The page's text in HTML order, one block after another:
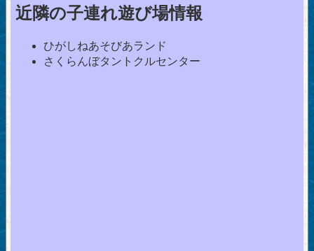
近隣の子連れ遊び場情報
ひがしねあそびあランド
さくらんぼタントクルセンター